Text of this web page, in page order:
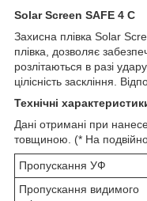
Solar Screen SAFE 4 C
Захисна плівка Solar
плівка, дозволяє
розлітаються в разі
цілісність заскління.
Технічні
Дані отримані при
товщиною. (* На
Пропускання УФ
Пропускання видимого